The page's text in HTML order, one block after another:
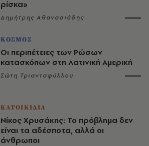
ρίσκα»
Δημήτρης Αθανασιάδης
ΚΟΣΜΟΣ
Οι περιπέτειες των Ρώσων
κατασκόπων στη Λατινική Αμερική
Σώτη Τριανταφύλλου
ΚΑΤΟΙΚΙΔΙΑ
Νίκος Χρυσάκης: Το πρόβλημα δεν
είναι τα αδέσποτα, αλλά οι
άνθρωποι